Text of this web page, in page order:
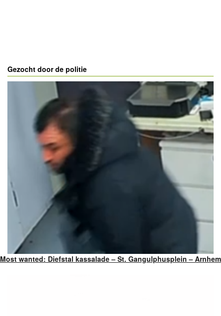
Gezocht door de politie
Most wanted: Diefstal kassalade – St. Gangulphusplein – Arnhem